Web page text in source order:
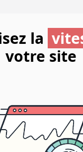
la
votre site